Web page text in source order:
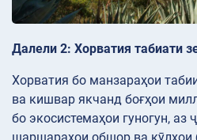
Далели 2: Хорватия табиати
Хорватия бо манзараҳои
ва кишвар якчанд боғҳои
бо экосистемаҳои гуногун, аз